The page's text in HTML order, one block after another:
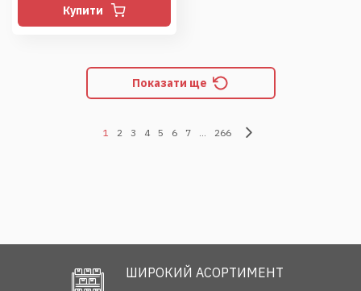
Купити
Показати ще
1 2 3 4 5 6 7 ... 266
ШИРОКИЙ АСОРТИМЕНТ